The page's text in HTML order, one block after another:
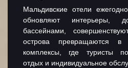
Мальдивские отели
обновляют интерьеры,
бассейнами,
острова превращаются в
комплексы, где туристы
отдых и индивидуальное